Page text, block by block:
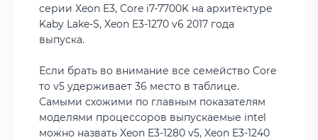
серии Xeon E3, Core i7-7700K на архитектуре
Kaby Lake-S, Xeon E3-1270 v6 2017 года
выпуска.
Если брать во внимание все семейство Core
то v5 удерживает 36 место в таблице.
Самыми схожими по главным показателям
моделями процессоров выпускаемые intel
можно назвать Xeon E3-1280 v5, Xeon E3-1240